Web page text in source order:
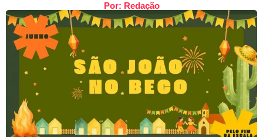
Por: Redação